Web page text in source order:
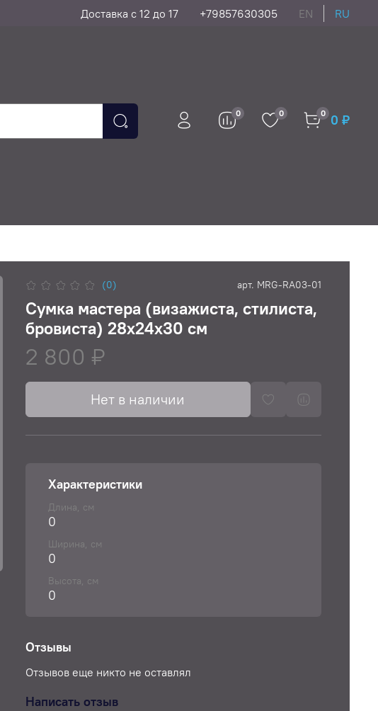
Доставка с 12 до 17 +79857630305 EN RU
0 0 0 0 ₽
(0) арт. MRG-RA03-01
Сумка мастера (визажиста, стилиста,
бровиста) 28х24х30 см
2 800 ₽
Нет в наличии
Характеристики
Длина, см
0
Ширина, см
0
Высота, см
0
Отзывы
Отзывов еще никто не оставлял
Написать отзыв